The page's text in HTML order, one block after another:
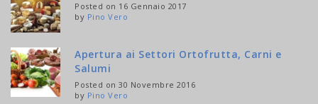
Posted on 16 Gennaio 2017
by Pino Vero
Apertura ai Settori Ortofrutta, Carni e
Salumi
Posted on 30 Novembre 2016
by Pino Vero